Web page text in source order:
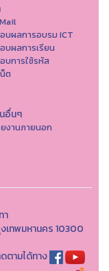
บผลการอบรม ICT
บผลการเรียน
บการใช้รหัส
ต
อื่นๆ
งานภายนอก
า
เทพมหานคร 10300
ตามได้ทาง